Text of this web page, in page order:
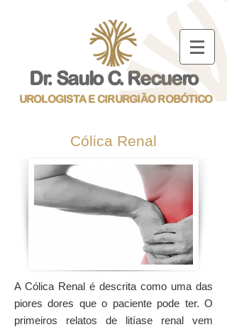
Dr. Saulo C. Recuero
UROLOGISTA E CIRURGIÃO ROBÓTICO
Cólica Renal
A Cólica Renal é descrita como uma das
piores dores que o paciente pode ter. O
primeiros relatos de litíase renal vem